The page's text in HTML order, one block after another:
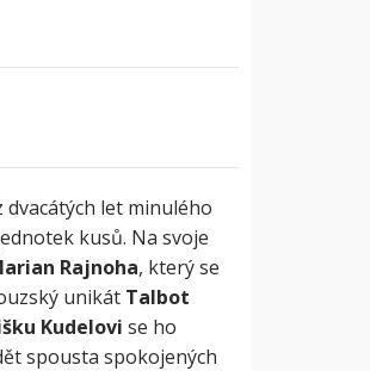
let minulého
kusů. Na svoje
Rajnoha, který se
unikát Talbot
Kudelovi se ho
spousta spokojených